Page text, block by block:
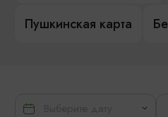
Пушкинская карта